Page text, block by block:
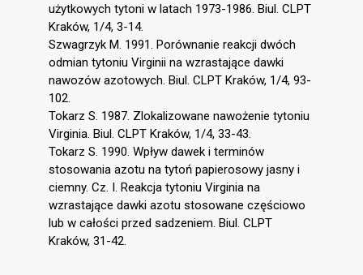
użytkowych tytoni w latach 1973-1986. Biul. CLPT
Kraków, 1/4, 3-14.
Szwagrzyk M. 1991. Porównanie reakcji dwóch
odmian tytoniu Virginii na wzrastające dawki
nawozów azotowych. Biul. CLPT Kraków, 1/4, 93-
102.
Tokarz S. 1987. Zlokalizowane nawożenie tytoniu
Virginia. Biul. CLPT Kraków, 1/4, 33-43.
Tokarz S. 1990. Wpływ dawek i terminów
stosowania azotu na tytoń papierosowy jasny i
ciemny. Cz. I. Reakcja tytoniu Virginia na
wzrastające dawki azotu stosowane częściowo
lub w całości przed sadzeniem. Biul. CLPT
Kraków, 31-42.